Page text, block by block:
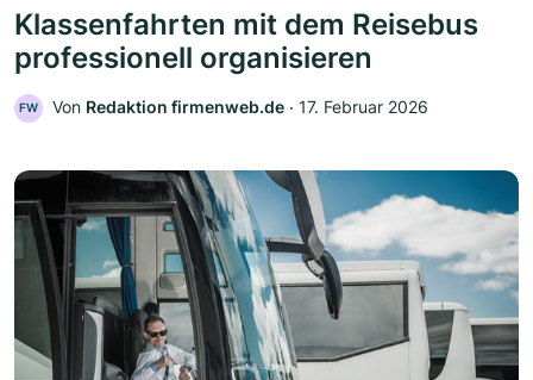
Klassenfahrten mit dem Reisebus
professionell organisieren
FW Von Redaktion firmenweb.de ‧ 17. Februar 2026